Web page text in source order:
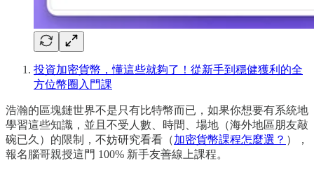
投資加密貨幣，懂這些就夠了！從新手到穩健獲利的全
方位幣圈入門課
浩瀚的區塊鏈世界不是只有比特幣而已，如果你想要有系統地
學習這些知識，並且不受人數、時間、場地（海外地區朋友敲
碗已久）的限制，不妨研究看看（加密貨幣課程怎麼選？ ），
報名腦哥親授這門 100% 新手友善線上課程。